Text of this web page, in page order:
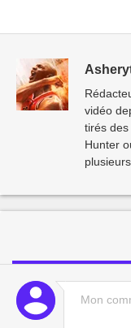
vidéo
tirés
Hunter